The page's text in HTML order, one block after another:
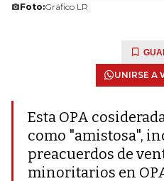
Foto:Gráfico LR
UNIRSE A
Esta OPA
como "amistosa",
preacuerdos de
minoritarios en